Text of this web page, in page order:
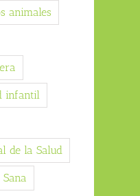
animales
infantil
de la Salud